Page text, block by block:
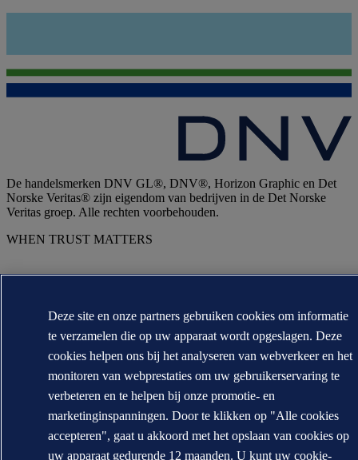
De handelsmerken DNV GL®, DNV®, Horizon Graphic en Det
Norske Veritas® zijn eigendom van bedrijven in de Det Norske
Veritas groep. Alle rechten voorbehouden.
WHEN TRUST MATTERS
Deze site en onze partners gebruiken cookies om informatie
te verzamelen die op uw apparaat wordt opgeslagen. Deze
cookies helpen ons bij het analyseren van webverkeer en het
monitoren van webprestaties om uw gebruikerservaring te
verbeteren en te helpen bij onze promotie- en
marketinginspanningen. Door te klikken op "Alle cookies
accepteren", gaat u akkoord met het opslaan van cookies op
uw apparaat gedurende 12 maanden. U kunt uw cookie-